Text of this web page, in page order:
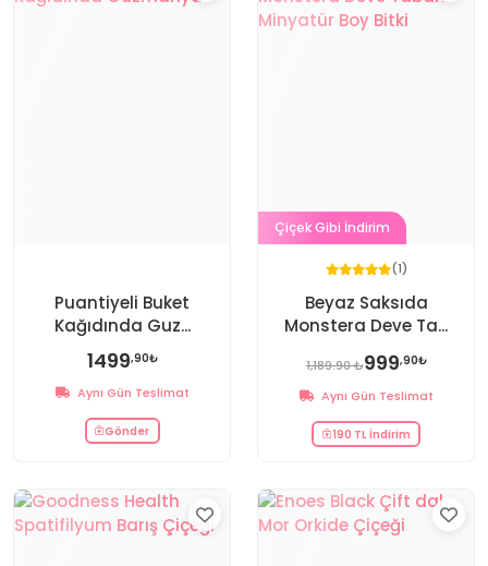
Puantiyeli Buket
Kağıdında Guz...
1499,90₺
Aynı Gün Teslimat
Gönder
Çiçek Gibi İndirim
(1)
Beyaz Saksıda
Monstera Deve Ta...
1,189.90 ₺999,90₺
Aynı Gün Teslimat
190 TL İndirim